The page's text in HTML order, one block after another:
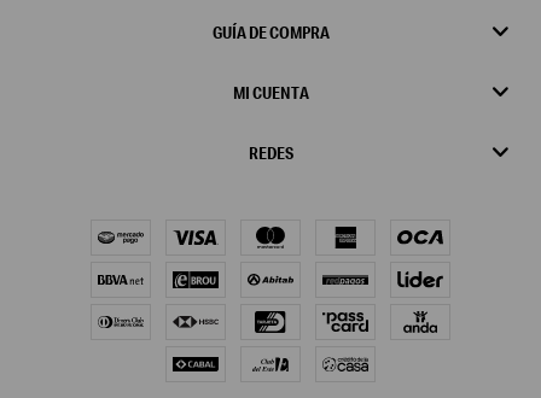
GUÍA DE COMPRA
MI CUENTA
REDES